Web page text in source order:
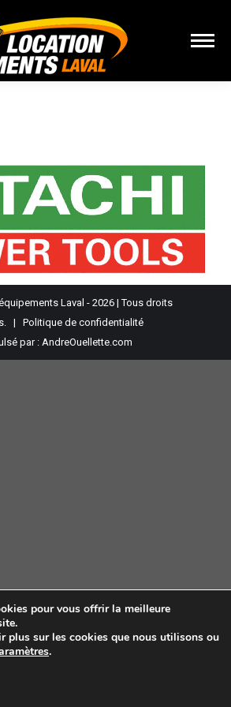
Laval - 2026 | Tous droits
| Politique de confidentialité
par : AndreOuellette.com
pour vous offrir la meilleure
plus sur les cookies que nous utilisons ou
.